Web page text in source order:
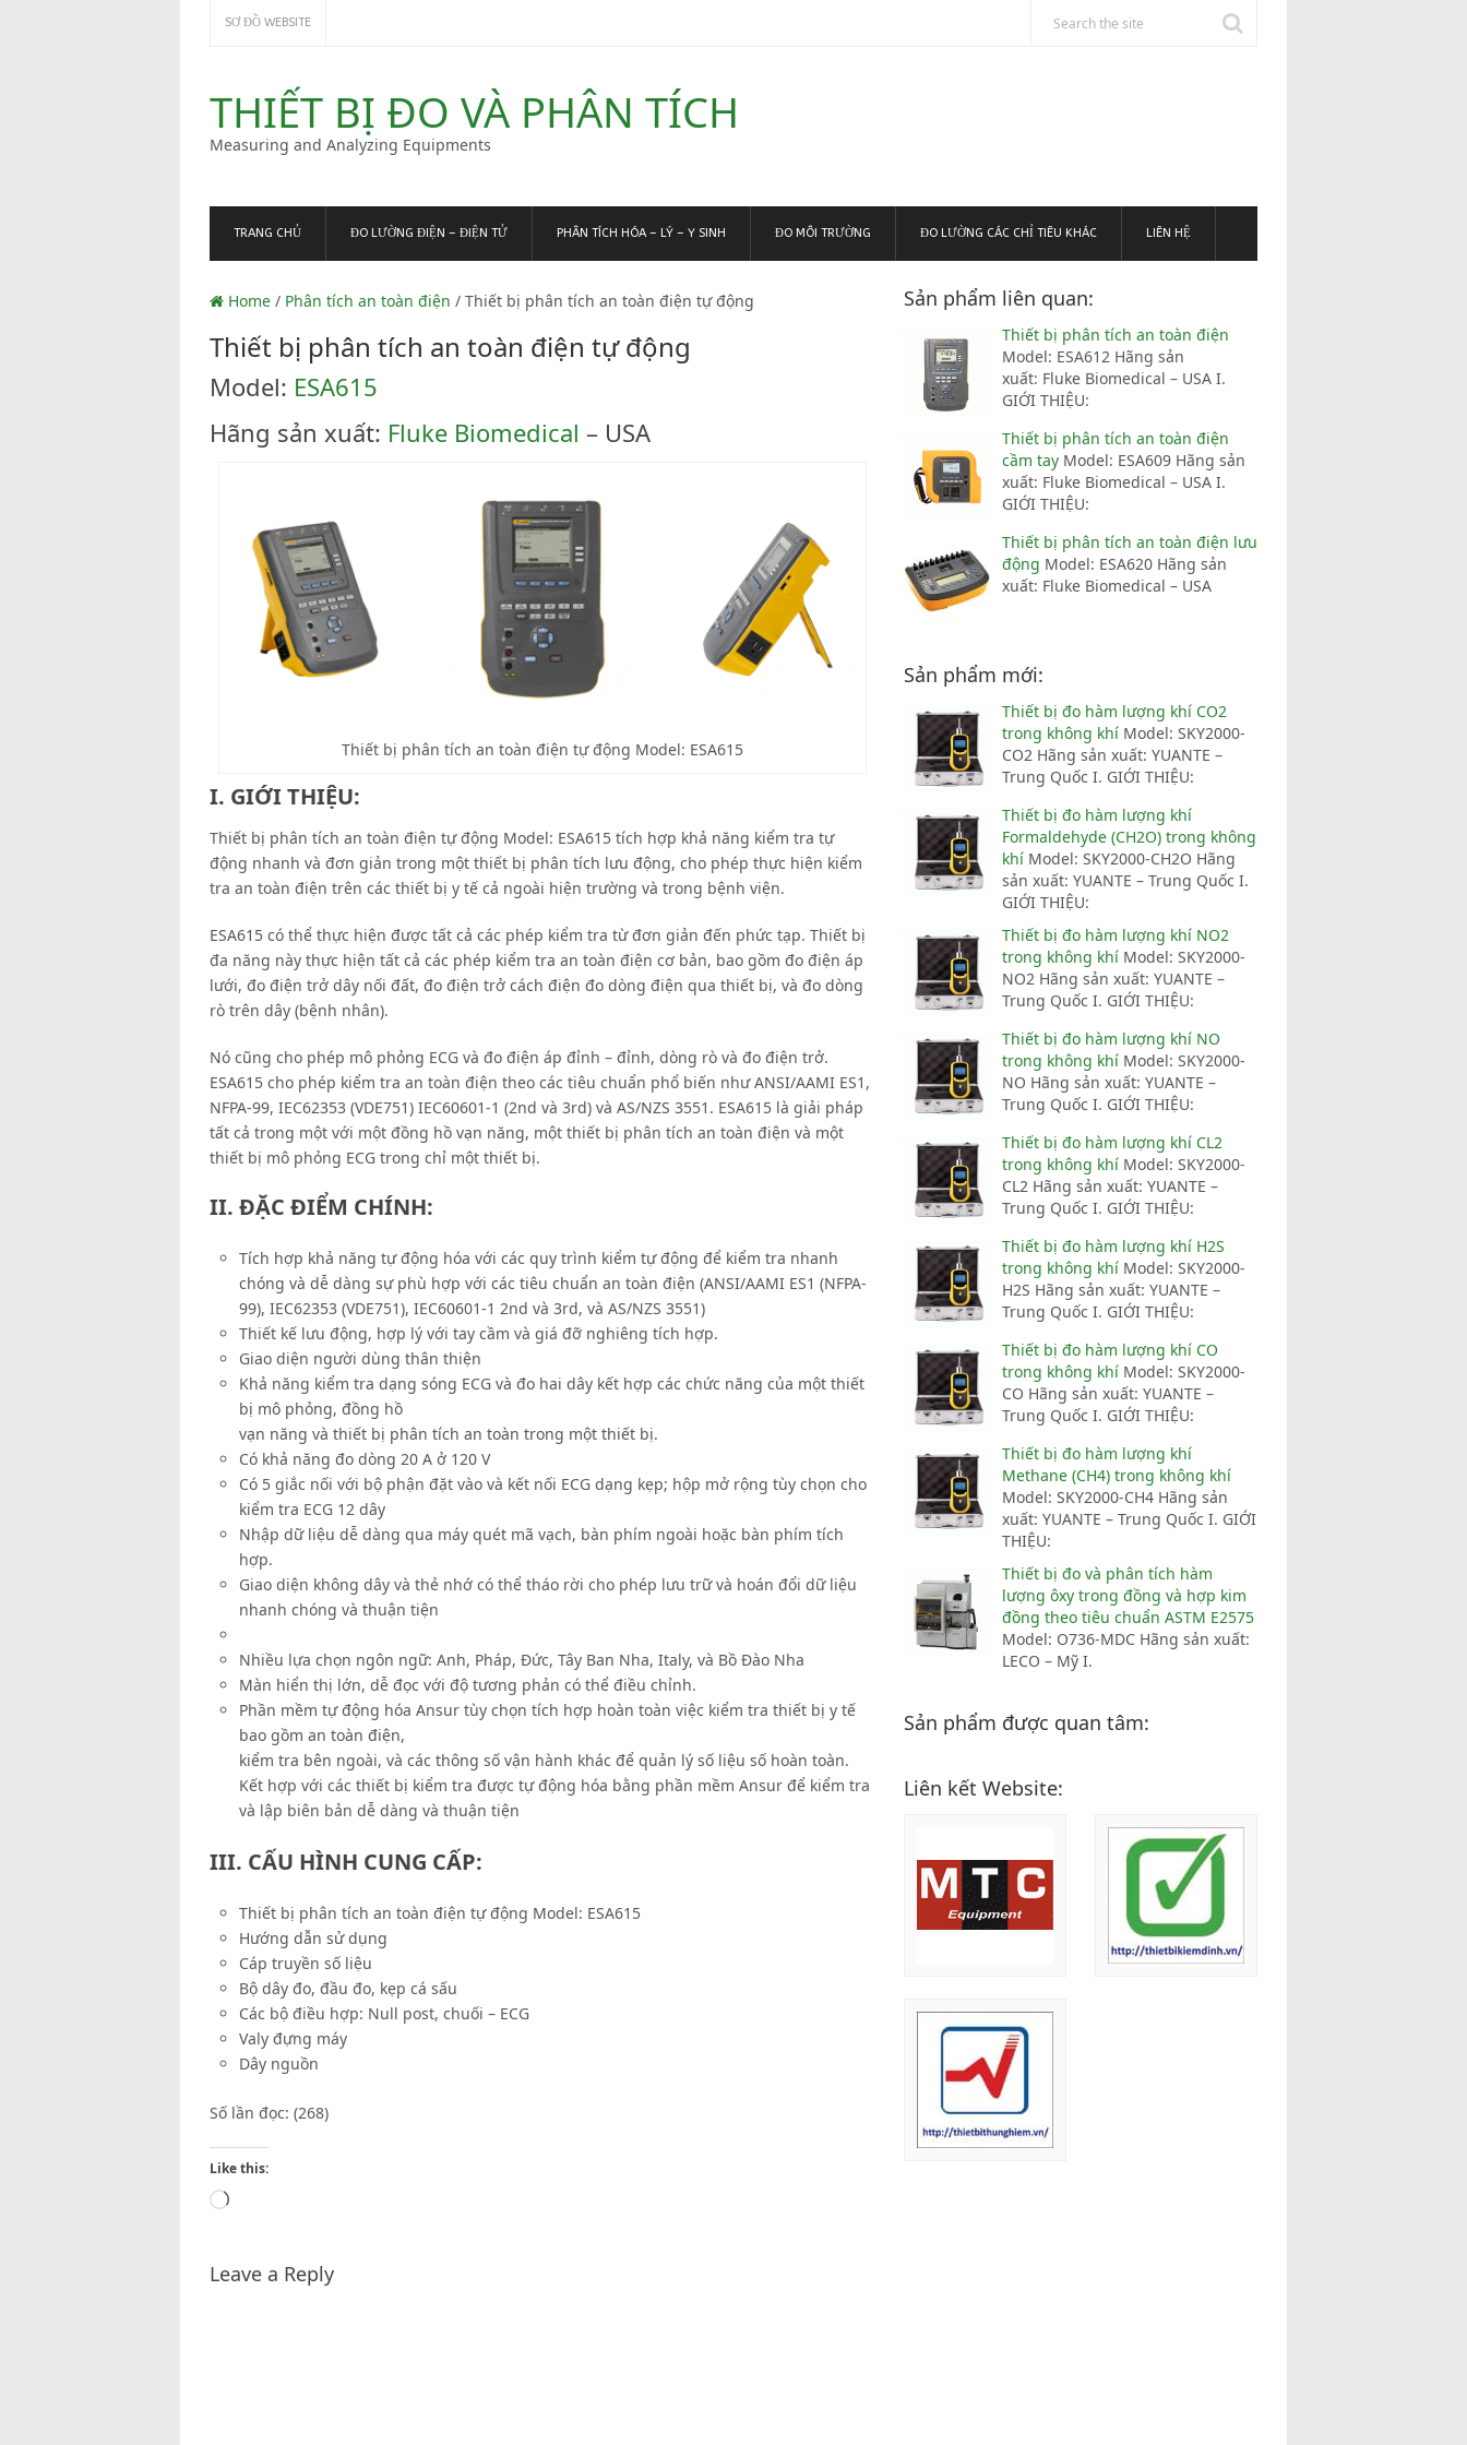
SƠ ĐỒ WEBSITE
THIẾT BỊ ĐO VÀ PHÂN TÍCH
Measuring and Analyzing Equipments
TRANG CHỦ ĐO LƯỜNG ĐIỆN – ĐIỆN TỬ PHÂN TÍCH HÓA – LÝ – Y SINH ĐO MÔI TRƯỜNG ĐO LƯỜNG CÁC CHỈ TIÊU KHÁC LIÊN HỆ
Home / Phân tích an toàn điện / Thiết bị phân tích an toàn điện tự động
Thiết bị phân tích an toàn điện tự động
Model: ESA615
Hãng sản xuất: Fluke Biomedical – USA
Thiết bị phân tích an toàn điện tự động Model: ESA615
I. GIỚI THIỆU:
Thiết bị phân tích an toàn điện tự động Model: ESA615 tích hợp khả năng kiểm tra tự
động nhanh và đơn giản trong một thiết bị phân tích lưu động, cho phép thực hiện kiểm
tra an toàn điện trên các thiết bị y tế cả ngoài hiện trường và trong bệnh viện.
ESA615 có thể thực hiện được tất cả các phép kiểm tra từ đơn giản đến phức tạp. Thiết bị
đa năng này thực hiện tất cả các phép kiểm tra an toàn điện cơ bản, bao gồm đo điện áp
lưới, đo điện trở dây nối đất, đo điện trở cách điện đo dòng điện qua thiết bị, và đo dòng
rò trên dây (bệnh nhân).
Nó cũng cho phép mô phỏng ECG và đo điện áp đỉnh – đỉnh, dòng rò và đo điện trở.
ESA615 cho phép kiểm tra an toàn điện theo các tiêu chuẩn phổ biến như ANSI/AAMI ES1,
NFPA-99, IEC62353 (VDE751) IEC60601-1 (2nd và 3rd) và AS/NZS 3551. ESA615 là giải pháp
tất cả trong một với một đồng hồ vạn năng, một thiết bị phân tích an toàn điện và một
thiết bị mô phỏng ECG trong chỉ một thiết bị.
II. ĐẶC ĐIỂM CHÍNH:
Tích hợp khả năng tự động hóa với các quy trình kiểm tự động để kiểm tra nhanh
chóng và dễ dàng sự phù hợp với các tiêu chuẩn an toàn điện (ANSI/AAMI ES1 (NFPA-
99), IEC62353 (VDE751), IEC60601-1 2nd và 3rd, và AS/NZS 3551)
Thiết kế lưu động, hợp lý với tay cầm và giá đỡ nghiêng tích hợp.
Giao diện người dùng thân thiện
Khả năng kiểm tra dạng sóng ECG và đo hai dây kết hợp các chức năng của một thiết
bị mô phỏng, đồng hồ
vạn năng và thiết bị phân tích an toàn trong một thiết bị.
Có khả năng đo dòng 20 A ở 120 V
Có 5 giắc nối với bộ phận đặt vào và kết nối ECG dạng kẹp; hộp mở rộng tùy chọn cho
kiểm tra ECG 12 dây
Nhập dữ liệu dễ dàng qua máy quét mã vạch, bàn phím ngoài hoặc bàn phím tích
hợp.
Giao diện không dây và thẻ nhớ có thể tháo rời cho phép lưu trữ và hoán đổi dữ liệu
nhanh chóng và thuận tiện
Nhiều lựa chọn ngôn ngữ: Anh, Pháp, Đức, Tây Ban Nha, Italy, và Bồ Đào Nha
Màn hiển thị lớn, dễ đọc với độ tương phản có thể điều chỉnh.
Phần mềm tự động hóa Ansur tùy chọn tích hợp hoàn toàn việc kiểm tra thiết bị y tế
bao gồm an toàn điện,
kiểm tra bên ngoài, và các thông số vận hành khác để quản lý số liệu số hoàn toàn.
Kết hợp với các thiết bị kiểm tra được tự động hóa bằng phần mềm Ansur để kiểm tra
và lập biên bản dễ dàng và thuận tiện
III. CẤU HÌNH CUNG CẤP:
Thiết bị phân tích an toàn điện tự động Model: ESA615
Hướng dẫn sử dụng
Cáp truyền số liệu
Bộ dây đo, đầu đo, kẹp cá sấu
Các bộ điều hợp: Null post, chuối – ECG
Valy đựng máy
Dây nguồn
Số lần đọc: (268)
Like this:
Loading…
Leave a Reply
Sản phẩm liên quan:
Thiết bị phân tích an toàn điện
Model: ESA612 Hãng sản
xuất: Fluke Biomedical – USA I.
GIỚI THIỆU:
Thiết bị phân tích an toàn điện
cầm tay Model: ESA609 Hãng sản
xuất: Fluke Biomedical – USA I.
GIỚI THIỆU:
Thiết bị phân tích an toàn điện lưu
động Model: ESA620 Hãng sản
xuất: Fluke Biomedical – USA
Sản phẩm mới:
Thiết bị đo hàm lượng khí CO2
trong không khí Model: SKY2000-
CO2 Hãng sản xuất: YUANTE –
Trung Quốc I. GIỚI THIỆU:
Thiết bị đo hàm lượng khí
Formaldehyde (CH2O) trong không
khí Model: SKY2000-CH2O Hãng
sản xuất: YUANTE – Trung Quốc I.
GIỚI THIỆU:
Thiết bị đo hàm lượng khí NO2
trong không khí Model: SKY2000-
NO2 Hãng sản xuất: YUANTE –
Trung Quốc I. GIỚI THIỆU:
Thiết bị đo hàm lượng khí NO
trong không khí Model: SKY2000-
NO Hãng sản xuất: YUANTE –
Trung Quốc I. GIỚI THIỆU:
Thiết bị đo hàm lượng khí CL2
trong không khí Model: SKY2000-
CL2 Hãng sản xuất: YUANTE –
Trung Quốc I. GIỚI THIỆU:
Thiết bị đo hàm lượng khí H2S
trong không khí Model: SKY2000-
H2S Hãng sản xuất: YUANTE –
Trung Quốc I. GIỚI THIỆU:
Thiết bị đo hàm lượng khí CO
trong không khí Model: SKY2000-
CO Hãng sản xuất: YUANTE –
Trung Quốc I. GIỚI THIỆU:
Thiết bị đo hàm lượng khí
Methane (CH4) trong không khí
Model: SKY2000-CH4 Hãng sản
xuất: YUANTE – Trung Quốc I. GIỚI
THIỆU:
Thiết bị đo và phân tích hàm
lượng ôxy trong đồng và hợp kim
đồng theo tiêu chuẩn ASTM E2575
Model: O736-MDC Hãng sản xuất:
LECO – Mỹ I.
Sản phẩm được quan tâm:
Liên kết Website: